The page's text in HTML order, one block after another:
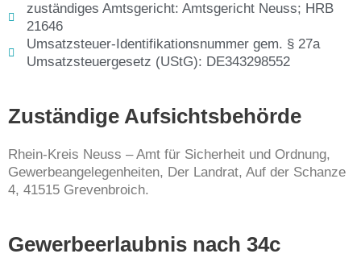
zuständiges Amtsgericht: Amtsgericht Neuss; HRB
21646
Umsatzsteuer-Identifikationsnummer gem. § 27a
Umsatzsteuergesetz (UStG): DE343298552
Zuständige Aufsichtsbehörde
Rhein-Kreis Neuss – Amt für Sicherheit und Ordnung,
Gewerbeangelegenheiten, Der Landrat, Auf der Schanze
4, 41515 Grevenbroich.
Gewerbeerlaubnis nach 34c